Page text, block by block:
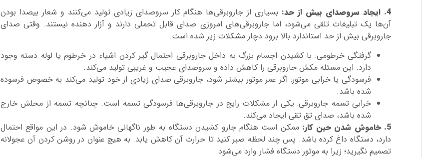
4. ایجاد سروصدای بیش از حد:
بسیاری از جاروبرقی‌ها هنگام کار سروصدای زیادی تولید می‌کنند و شعار بیصدا بودن
آن‌ها یک تبلیغات تلقی می‌شود، اما جاروبرقی‌های امروزی صدای قابل تحملی دارند و آزار دهنده نیستند. وقتی صدای
جاروبرقی بیش از حد استاندارد بالا برود دچار مشکلات زیر شده است.
گرفتگی خرطومی: با کشیدن اجسام بزرگ به داخل جاروبرقی احتمال گیر کردن اشیاء در خرطوم یا لوله دسته وجود
دارد. این مسئله مکش جاروبرقی را کاهش داده و سروصدای عجیب و غریبی تولید می‌کند.
فرسودگی یا خرابی موتور: اگر عمر موتور بیشتر شود، جاروبرقی صدای زیادی از خود تولید می‌کند به خصوص فرسوده
شده باشد‌.
خرابی تسمه جاروبرقی: یکی از مشکلات رایج در جاروبرقی‌ها فرسودگی تسمه است. چنانچه تسمه از محلش خارج
شده باشد، صدای تق تقی ایجاد می‌کند.
5. خاموش شدن حین کار:
ممکن است هنگام جارو کشیدن دستگاه به طور ناگهانی خاموش شود. در این مواقع احتمال
دارد، دستگاه داغ کرده باشد. پس چند لحظه صبر کنید تا حرارت آن کاهش یابد. به هیچ عنوان در روشن کردن آن عجولانه
تصمیم نگیرید؛ زیرا به موتور دستگاه فشار وارد می‌شود.